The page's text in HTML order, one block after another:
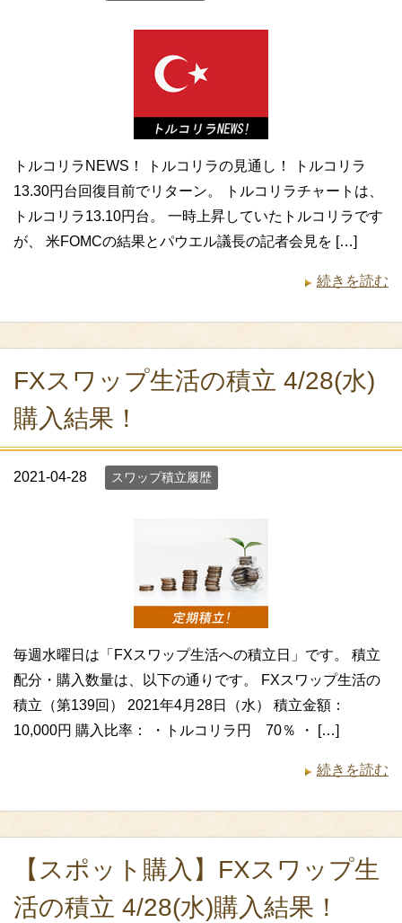
トルコリラNEWS！ トルコリラの見通し！ トルコリラ
13.30円台回復目前でリターン。 トルコリラチャートは、
トルコリラ13.10円台。 一時上昇していたトルコリラです
が、 米FOMCの結果とパウエル議長の記者会見を […]
続きを読む
FXスワップ生活の積立 4/28(水)
購入結果！
2021-04-28 スワップ積立履歴
毎週水曜日は「FXスワップ生活への積立日」です。 積立
配分・購入数量は、以下の通りです。 FXスワップ生活の
積立（第139回） 2021年4月28日（水） 積立金額：
10,000円 購入比率： ・トルコリラ円 70％ ・ […]
続きを読む
【スポット購入】FXスワップ生
活の積立 4/28(水)購入結果！